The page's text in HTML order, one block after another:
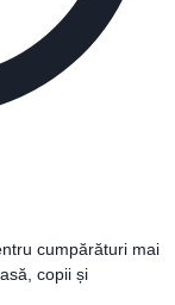
cumpărături mai
copii și